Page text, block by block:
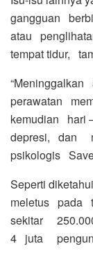
gangguan
atau
tempat tidur,
perawatan
kemudian
depresi, dan
psikologis
Seperti
meletus pada
sekitar
4 juta